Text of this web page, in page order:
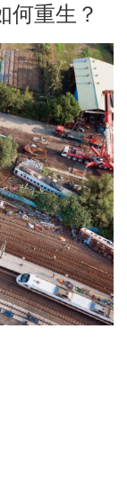
何重生？